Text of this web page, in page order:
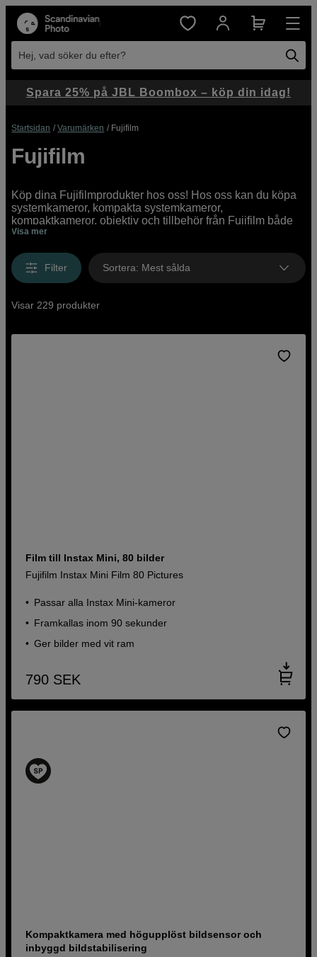
Hej, vad söker du efter?
Startsidan Varumärken Fujifilm
Fujifilm
Köp dina Fujifilmprodukter hos oss! Hos oss kan du köpa
systemkameror, kompakta systemkameror,
kompaktkameror, objektiv och tillbehör från Fujifilm både
online och i butik. Vi har ett brett utbud av produkter från
instegsmodeller till proffesionella high end-kameror.
Visa mer
Filter Sortera: Mest sålda
Visar 229 produkter
Film till Instax Mini, 80 bilder
Fujifilm Instax Mini Film 80 Pictures
Passar alla Instax Mini-kameror
Framkallas inom 90 sekunder
Ger bilder med vit ram
790 SEK
Kompaktkamera med högupplöst bildsensor och
inbyggd bildstabilisering
Spara 25% på JBL Boombox – köp din idag!